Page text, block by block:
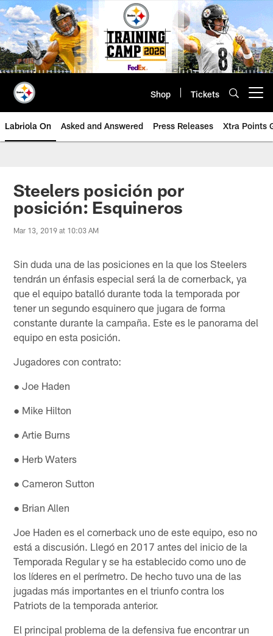
Skip
to
main
content
Shop Tickets
Labriola On Asked and Answered Press Releases Xtra Points
Steelers posición por
posición: Esquineros
Mar 13, 2019 at 10:03 AM
Sin duda una de las posiciones en la que los Steelers
tendrán un énfasis especial será la de cornerback, ya
que el equipo batalló durante toda la temporada por
tener un segundo esquinero que jugara de forma
constante durante la campaña. Este es le panorama del
equipo en esta posición.
Jugadores con contrato:
● Joe Haden
● Mike Hilton
● Artie Burns
● Herb Waters
● Cameron Sutton
● Brian Allen
Joe Haden es el cornerback uno de este equipo, eso no
está a discusión. Llegó en 2017 antes del inicio de la
Temporada Regular y se ha establecido como uno de
los líderes en el perímetro. De hecho tuvo una de las
jugadas más importantes en el triunfo contra los
Patriots de la temporada anterior.
El principal problema de la defensiva fue encontrar un